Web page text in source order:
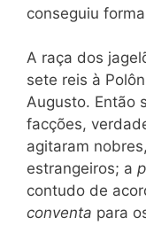
conseguiu
A raça dos
sete reis à
Augusto. Então
facções,
agitaram
estrangeiros; a
contudo de
conventa para